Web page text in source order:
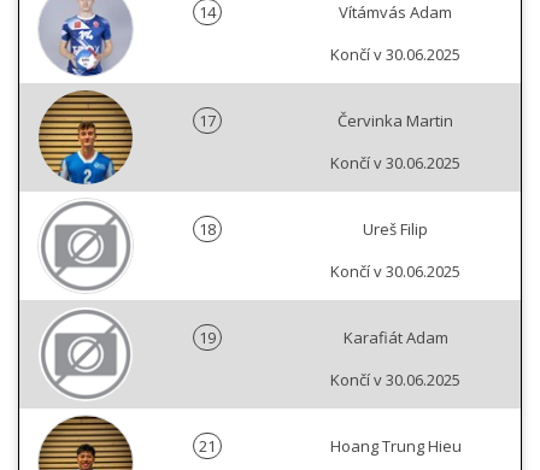
14
Vítámvás Adam
Končí v 30.06.2025
17
Červinka Martin
Končí v 30.06.2025
18
Ureš Filip
Končí v 30.06.2025
19
Karafiát Adam
Končí v 30.06.2025
21
Hoang Trung Hieu